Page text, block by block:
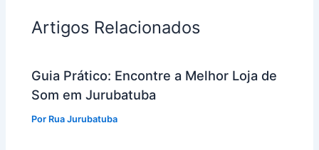
Artigos Relacionados
Guia Prático: Encontre a Melhor Loja de
Som em Jurubatuba
Por Rua Jurubatuba